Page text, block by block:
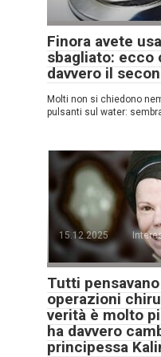
Finora avete
sbagliato: ecco
davvero il
Molti non si chiedono
pulsanti sul water:
15.12.2025
Tutti
operazioni
verità è molto
ha davvero
principessa